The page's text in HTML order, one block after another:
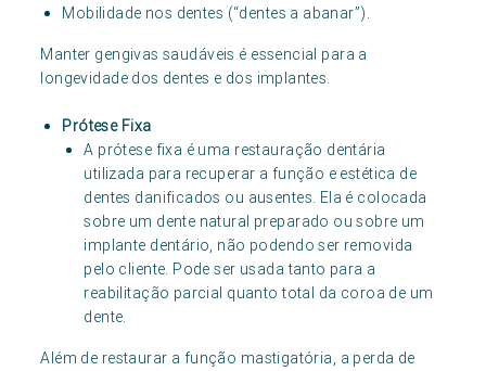
Mobilidade nos dentes (“dentes a abanar”).
Manter gengivas saudáveis é essencial para a
longevidade dos dentes e dos implantes.
Prótese Fixa
A prótese fixa é uma restauração dentária
utilizada para recuperar a função e estética de
dentes danificados ou ausentes. Ela é colocada
sobre um dente natural preparado ou sobre um
implante dentário, não podendo ser removida
pelo cliente. Pode ser usada tanto para a
reabilitação parcial quanto total da coroa de um
dente.
Além de restaurar a função mastigatória, a perda de